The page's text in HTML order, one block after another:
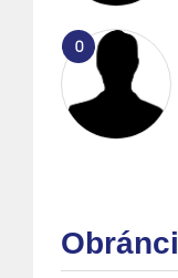
0
Obránci